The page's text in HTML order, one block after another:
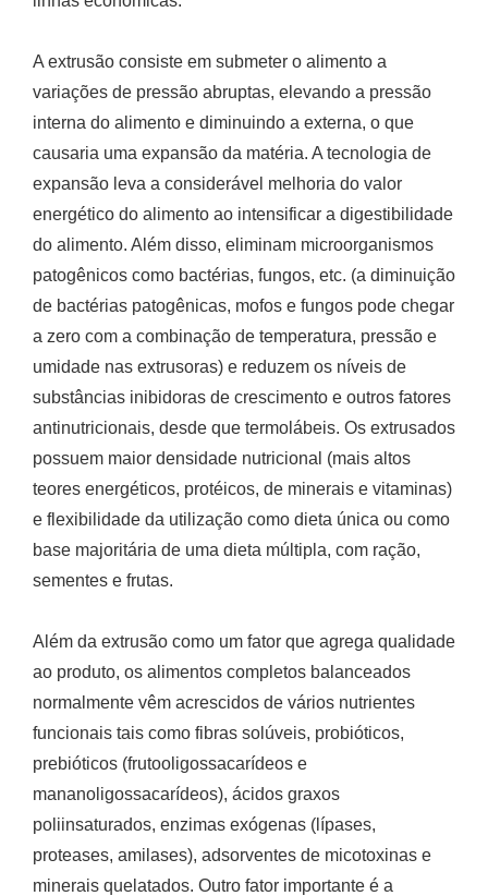
A extrusão consiste em submeter o alimento a
variações de pressão abruptas, elevando a pressão
interna do alimento e diminuindo a externa, o que
causaria uma expansão da matéria. A tecnologia de
expansão leva a considerável melhoria do valor
energético do alimento ao intensificar a digestibilidade
do alimento. Além disso, eliminam microorganismos
patogênicos como bactérias, fungos, etc. (a diminuição
de bactérias patogênicas, mofos e fungos pode chegar
a zero com a combinação de temperatura, pressão e
umidade nas extrusoras) e reduzem os níveis de
substâncias inibidoras de crescimento e outros fatores
antinutricionais, desde que termolábeis. Os extrusados
possuem maior densidade nutricional (mais altos
teores energéticos, protéicos, de minerais e vitaminas)
e flexibilidade da utilização como dieta única ou como
base majoritária de uma dieta múltipla, com ração,
sementes e frutas.
Além da extrusão como um fator que agrega qualidade
ao produto, os alimentos completos balanceados
normalmente vêm acrescidos de vários nutrientes
funcionais tais como fibras solúveis, probióticos,
prebióticos (frutooligossacarídeos e
mananoligossacarídeos), ácidos graxos
poliinsaturados, enzimas exógenas (lípases,
proteases, amilases), adsorventes de micotoxinas e
minerais quelatados. Outro fator importante é a